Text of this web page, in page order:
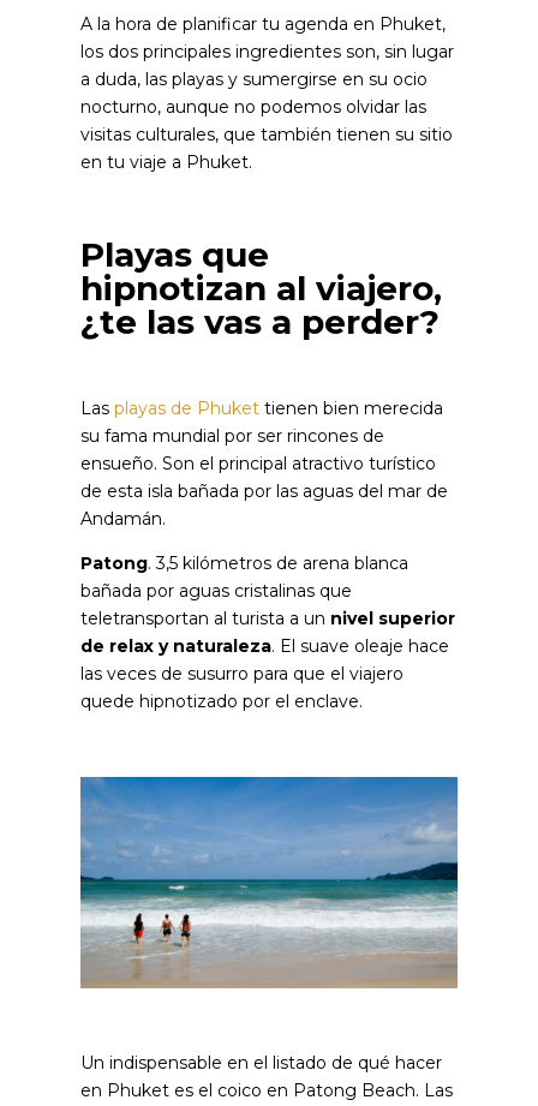
A la hora de planificar tu agenda en Phuket,
los dos principales ingredientes son, sin lugar
a duda, las playas y sumergirse en su ocio
nocturno, aunque no podemos olvidar las
visitas culturales, que también tienen su sitio
en tu viaje a Phuket.
Playas que
hipnotizan al viajero,
¿te las vas a perder?
Lasplayas de Phuket tienen bien merecida
su fama mundial por ser rincones de
ensueño. Son el principal atractivo turístico
de esta isla bañada por las aguas del mar de
Andamán.
Patong. 3,5 kilómetros de arena blanca
bañada por aguas cristalinas que
teletransportan al turista a un nivel superior
de relax y naturaleza. El suave oleaje hace
las veces de susurro para que el viajero
quede hipnotizado por el enclave.
Un indispensable en el listado de qué hacer
en Phuket es el coico en Patong Beach. Las